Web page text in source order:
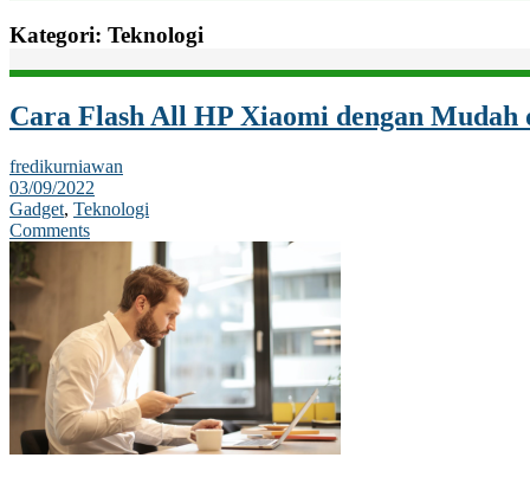
Kategori: Teknologi
Cara Flash All HP Xiaomi dengan Mudah
fredikurniawan
03/09/2022
Gadget, Teknologi
Comments